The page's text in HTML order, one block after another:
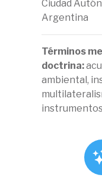
Ciudad
Argentina
Términos
doctrina:
ambiental,